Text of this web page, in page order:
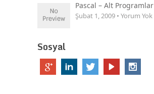
Pascal – Alt Programlar
Şubat 1, 2009 • Yorum Yok
Sosyal